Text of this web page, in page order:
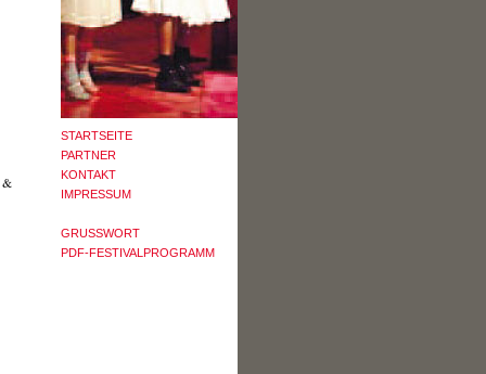
STARTSEITE
PARTNER
KONTAKT
IMPRESSUM
GRUSSWORT
PDF-FESTIVALPROGRAMM
&